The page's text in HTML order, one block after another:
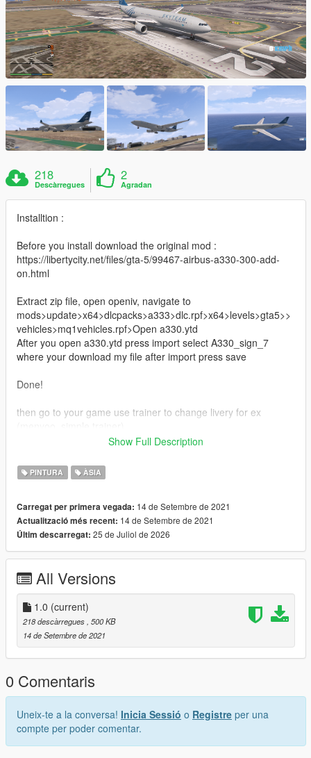
218
Descàrregues
2
Agradan
Installtion :
Before you install download the original mod :
https://libertycity.net/files/gta-5/99467-airbus-a330-300-add-
on.html
Extract zip file, open openiv, navigate to
mods>update>x64>dlcpacks>a333>dlc.rpf>x64>levels>gta5>>
vehicles>mq1vehicles.rpf>Open a330.ytd
After you open a330.ytd press import select A330_sign_7
where your download my file after import press save
Done!
then go to your game use trainer to change livery for ex
Menyoo : https://id.gta5-mods.com/scripts/menyoo-pc-sp
Simple Trainer : https://id.gta5-mods.com/scripts/simple-trainer-
Original Mod : https://newmods.net/gta-5-airbus-a330-900neo-
add-on-1-0
Many thanks to skylinegtrfreak to make original mod
Show Full Description
PINTURA ÀSIA
Carregat per primera vegada: 14 de Setembre de 2021
Actualització més recent: 14 de Setembre de 2021
Últim descarregat: 25 de Juliol de 2026
All Versions
1.0 (current)
218 descàrregues , 500 KB
14 de Setembre de 2021
0 Comentaris
Uneix-te a la conversa! Inicia Sessió o Registre per una
compte per poder comentar.